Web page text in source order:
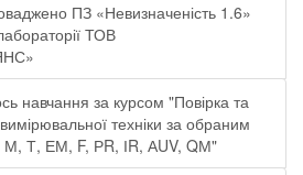
ПЗ «Невизначеність 1.6»
ТОВ
навчання за курсом "Повірка та
техніки за обраним
М, Т, ЕМ, F, РR, ІR, АUV, QМ"